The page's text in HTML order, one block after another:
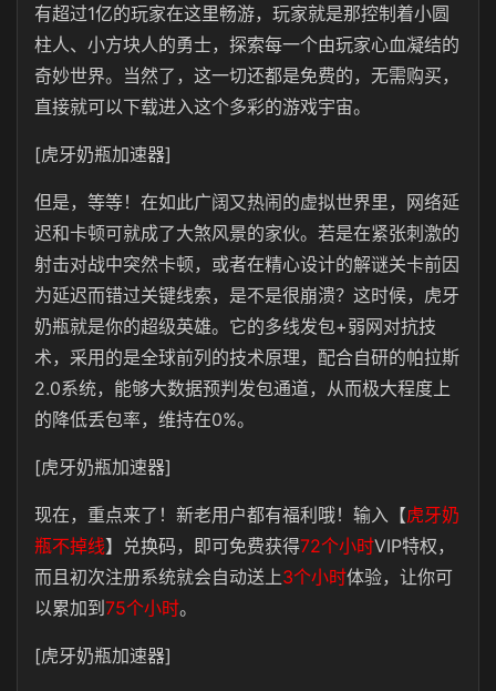
有超过1亿的玩家在这里畅游，玩家就是那控制着小圆
柱人、小方块人的勇士，探索每一个由玩家心血凝结的
奇妙世界。当然了，这一切还都是免费的，无需购买，
直接就可以下载进入这个多彩的游戏宇宙。
[虎牙奶瓶加速器]
但是，等等！在如此广阔又热闹的虚拟世界里，网络延
迟和卡顿可就成了大煞风景的家伙。若是在紧张刺激的
射击对战中突然卡顿，或者在精心设计的解谜关卡前因
为延迟而错过关键线索，是不是很崩溃？这时候，虎牙
奶瓶就是你的超级英雄。它的多线发包+弱网对抗技
术，采用的是全球前列的技术原理，配合自研的帕拉斯
2.0系统，能够大数据预判发包通道，从而极大程度上
的降低丢包率，维持在0%。
[虎牙奶瓶加速器]
现在，重点来了！新老用户都有福利哦！输入【虎牙奶
瓶不掉线】兑换码，即可免费获得72个小时VIP特权，
而且初次注册系统就会自动送上3个小时体验，让你可
以累加到 75个小时。
[虎牙奶瓶加速器]